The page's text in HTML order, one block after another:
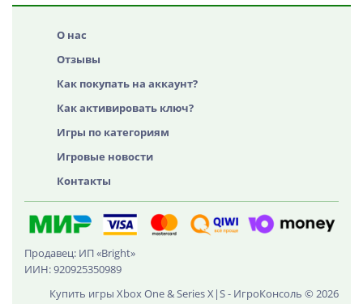
О нас
Отзывы
Как покупать на аккаунт?
Как активировать ключ?
Игры по категориям
Игровые новости
Контакты
Продавец: ИП «Bright»
ИИН: 920925350989
Купить игры Xbox One & Series X|S - ИгроКонсоль © 2026